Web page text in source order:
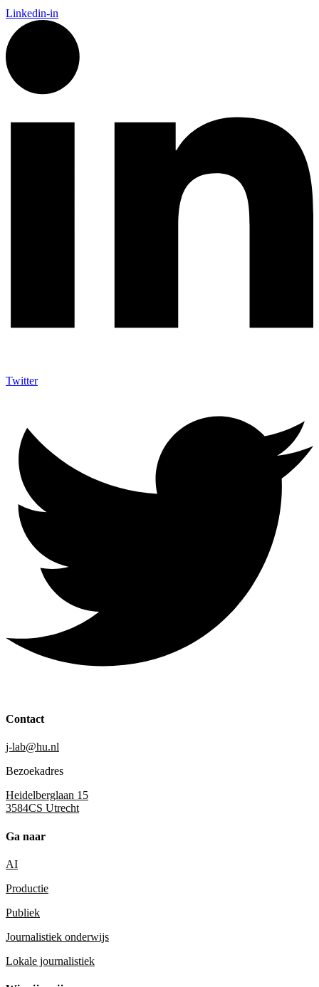
Linkedin-in
Twitter
Contact
j-lab@hu.nl
Bezoekadres
Heidelberglaan 15
3584CS Utrecht
Ga naar
AI
Productie
Publiek
Journalistiek onderwijs
Lokale journalistiek